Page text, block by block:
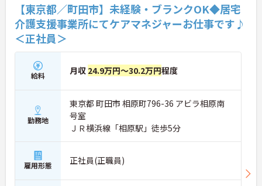
【東京都／町田市】未経験・ブランクOK◆居宅
介護支援事業所にてケアマネジャーお仕事です♪
＜正社員＞
給料 月収 24.9万円～30.2万円程度
勤務地
東京都 町田市 相原町796-36 アビラ相原南
号室
ＪＲ横浜線「相原駅」徒歩5分
雇用形態 正社員(正職員)